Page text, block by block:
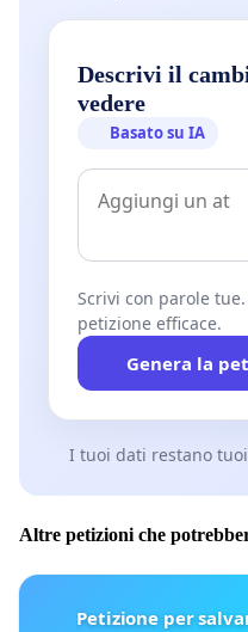
Descrivi il
vedere
Basato su IA
Scrivi con parole
petizione efficace.
Genera la
I tuoi dati restano tuoi
Altre petizioni che
Petizione per